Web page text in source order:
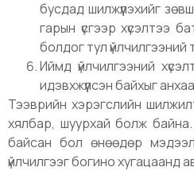
бусдад шилжүүлэхийг
гарын үсгээр хүсэлтээ
болдог тул
Иймд үйлчилгээний
идэвхжүүлсэн байхыг
Тээврийн хэрэгслийн
хялбар, шуурхай болж
байсан бол өнөөдөр
үйлчилгээг богино хугацаанд